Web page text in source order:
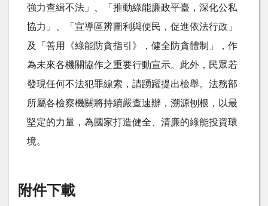
強力查緝不法」、「推動綠能廉政平臺，深化公私
協力」、「宣導區辨圖利與便民，促進依法行政」
及「善用《綠能防貪指引》，健全防貪體制」，作
為未來各機關協作之重要行動宣示。此外，民眾若
發現任何不法犯罪線索，請踴躍提出檢舉。法務部
所屬各檢察機關將持續嚴查速辦，溯源刨根，以最
堅定的力量，為國家打造健全、清廉的綠能投資環
境。
附件下載